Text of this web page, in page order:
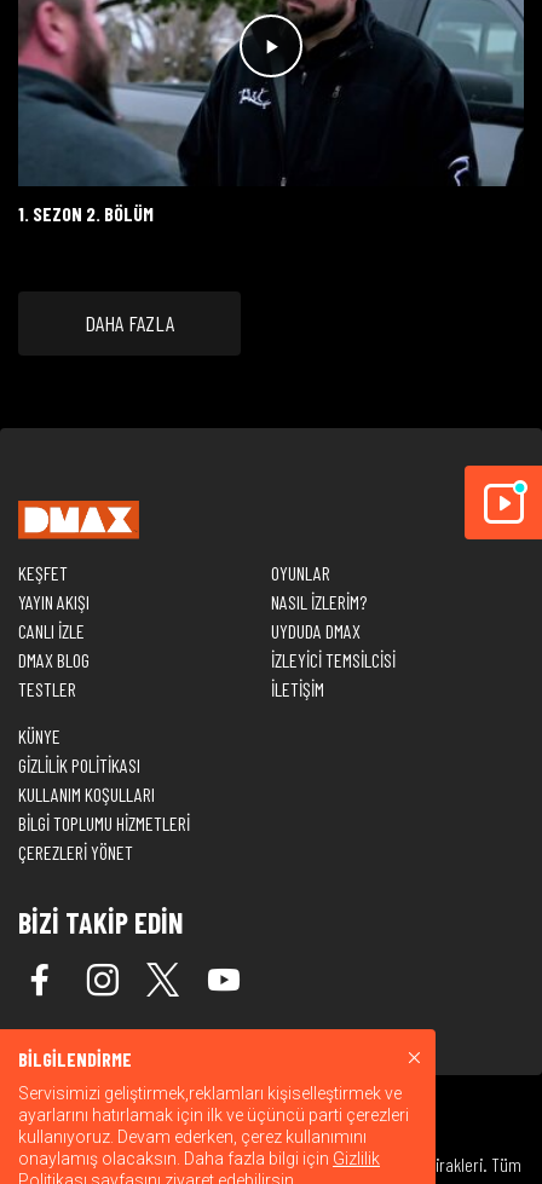
1. SEZON 2. BÖLÜM
DAHA FAZLA
KEŞFET
YAYIN AKIŞI
CANLI İZLE
DMAX BLOG
TESTLER
OYUNLAR
NASIL İZLERİM?
UYDUDA DMAX
İZLEYİCİ TEMSİLCİSİ
İLETİŞİM
KÜNYE
GİZLİLİK POLİTİKASI
KULLANIM KOŞULLARI
BİLGİ TOPLUMU HİZMETLERİ
ÇEREZLERİ YÖNET
BİZİ TAKİP EDİN
© 2026 Warner Bros. Discovery, Inc. veya bağlı kuruluşları ve iştirakleri. Tüm
BİLGİLENDİRME
Servisimizi geliştirmek,reklamları kişiselleştirmek ve
ayarlarını hatırlamak için ilk ve üçüncü parti çerezleri
kullanıyoruz. Devam ederken, çerez kullanımını
onaylamış olacaksın. Daha fazla bilgi için Gizlilik